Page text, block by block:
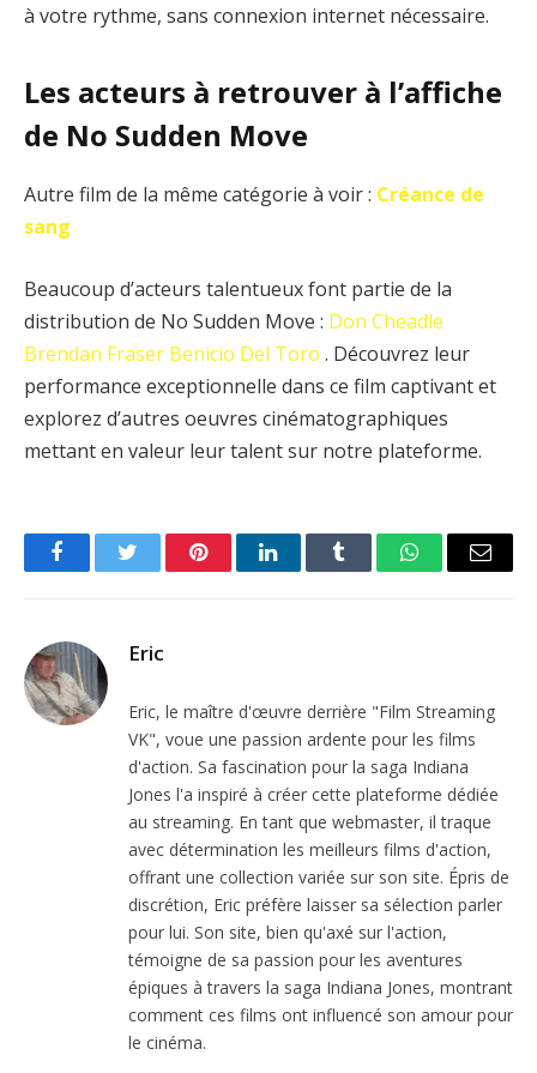
à votre rythme, sans connexion internet nécessaire.
Les acteurs à retrouver à l’affiche
de No Sudden Move
Autre film de la même catégorie à voir : Créance de
sang
Beaucoup d’acteurs talentueux font partie de la
distribution de No Sudden Move : Don Cheadle
Brendan Fraser Benicio Del Toro . Découvrez leur
performance exceptionnelle dans ce film captivant et
explorez d’autres oeuvres cinématographiques
mettant en valeur leur talent sur notre plateforme.
FacebookTwitter PinterestLinkedInTumblr WhatsAppEmail
Eric
Eric, le maître d'œuvre derrière "Film Streaming
VK", voue une passion ardente pour les films
d'action. Sa fascination pour la saga Indiana
Jones l'a inspiré à créer cette plateforme dédiée
au streaming. En tant que webmaster, il traque
avec détermination les meilleurs films d'action,
offrant une collection variée sur son site. Épris de
discrétion, Eric préfère laisser sa sélection parler
pour lui. Son site, bien qu'axé sur l'action,
témoigne de sa passion pour les aventures
épiques à travers la saga Indiana Jones, montrant
comment ces films ont influencé son amour pour
le cinéma.